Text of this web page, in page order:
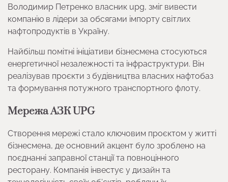
Володимир Петренко власник upg, зміг вивести
компанію в лідери за обсягами імпорту світлих
нафтопродуктів в Україну.
Найбільш помітні ініціативи бізнесмена стосуються
енергетичної незалежності та інфраструктури. Він
реалізував проєкти з будівництва власних нафтобаз
та формування потужного транспортного флоту.
Мережа АЗК UPG
Створення мережі стало ключовим проєктом у житті
бізнесмена, де основний акцент було зроблено на
поєднанні заправної станції та повноцінного
ресторану. Компанія інвестує у дизайн та